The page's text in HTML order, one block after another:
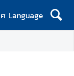
Language